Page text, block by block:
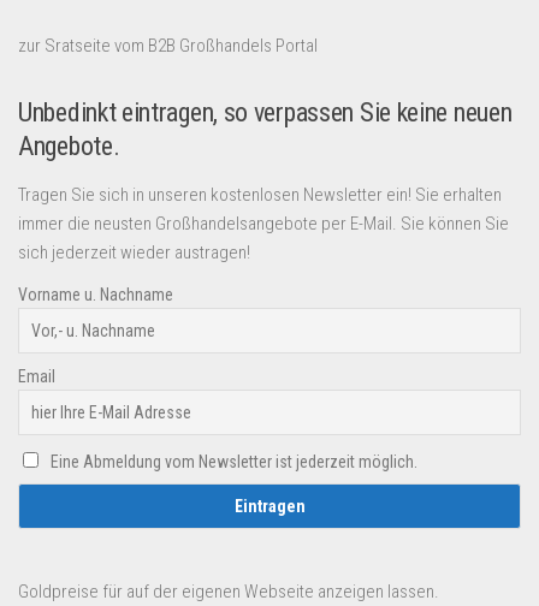
zur Sratseite vom B2B Großhandels Portal
Unbedinkt eintragen, so verpassen Sie keine neuen
Angebote.
Tragen Sie sich in unseren kostenlosen Newsletter ein! Sie erhalten
immer die neusten Großhandelsangebote per E-Mail. Sie können Sie
sich jederzeit wieder austragen!
Vorname u. Nachname
Email
Eine Abmeldung vom Newsletter ist jederzeit möglich.
Goldpreise für auf der eigenen Webseite anzeigen lassen.